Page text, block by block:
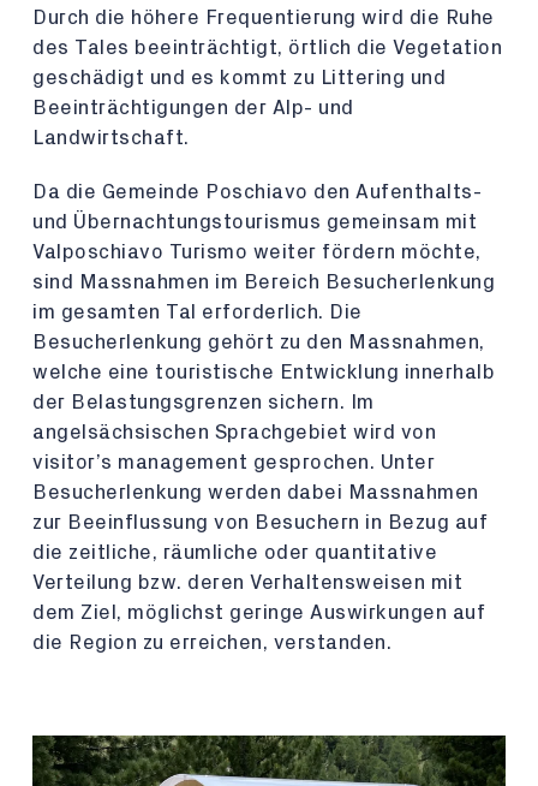
Durch die höhere Frequentierung wird die Ruhe
des Tales beeinträchtigt, örtlich die Vegetation
geschädigt und es kommt zu Littering und
Beeinträchtigungen der Alp- und
Landwirtschaft.
Da die Gemeinde Poschiavo den Aufenthalts-
und Übernachtungstourismus gemeinsam mit
Valposchiavo Turismo weiter fördern möchte,
sind Massnahmen im Bereich Besucherlenkung
im gesamten Tal erforderlich. Die
Besucherlenkung gehört zu den Massnahmen,
welche eine touristische Entwicklung innerhalb
der Belastungsgrenzen sichern. Im
angelsächsischen Sprachgebiet wird von
visitor’s management gesprochen. Unter
Besucherlenkung werden dabei Massnahmen
zur Beeinflussung von Besuchern in Bezug auf
die zeitliche, räumliche oder quantitative
Verteilung bzw. deren Verhaltensweisen mit
dem Ziel, möglichst geringe Auswirkungen auf
die Region zu erreichen, verstanden.